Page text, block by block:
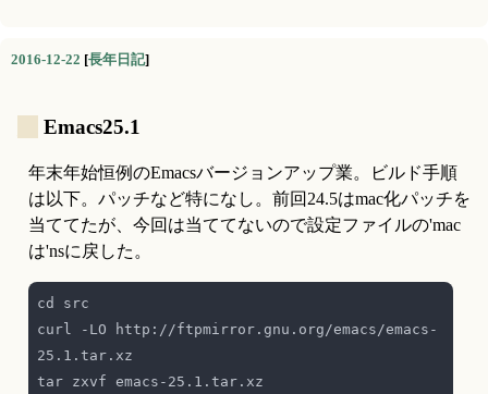
2016-12-22 [長年日記]
Emacs25.1
年末年始恒例のEmacsバージョンアップ業。ビルド手順
は以下。パッチなど特になし。前回24.5はmac化パッチを
当ててたが、今回は当ててないので設定ファイルの'mac
は'nsに戻した。
curl -LO http://ftpmirror.gnu.org/emacs/emacs-